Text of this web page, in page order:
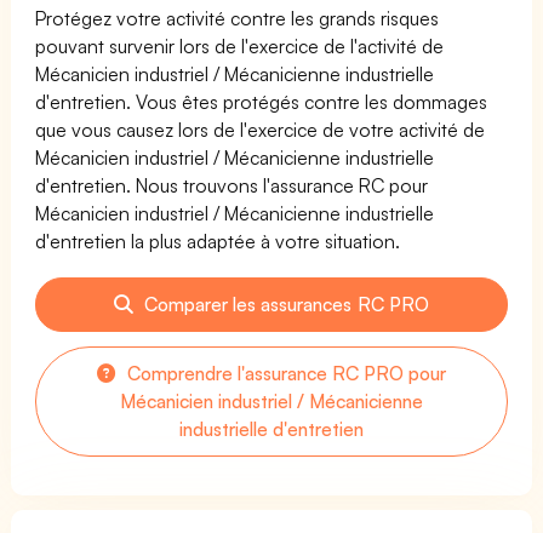
Protégez votre activité contre les grands risques
pouvant survenir lors de l'exercice de l'activité de
Mécanicien industriel / Mécanicienne industrielle
d'entretien. Vous êtes protégés contre les dommages
que vous causez lors de l'exercice de votre activité de
Mécanicien industriel / Mécanicienne industrielle
d'entretien. Nous trouvons l'assurance RC pour
Mécanicien industriel / Mécanicienne industrielle
d'entretien la plus adaptée à votre situation.
Comparer les assurances RC PRO
Comprendre l'assurance RC PRO pour
Mécanicien industriel / Mécanicienne
industrielle d'entretien